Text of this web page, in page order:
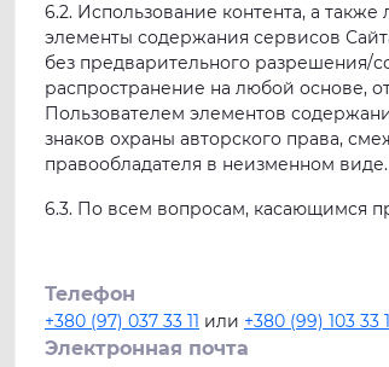
6.2. Использование контента, а
элементы содержания сервисов
без предварительного разрешения/
распространение на любой основе,
Пользователем элементов
знаков охраны авторского права,
правообладателя в неизменном
6.3. По всем вопросам, касающимся
Телефон
+380 (97) 037 33 11 или +380 (99) 103 33
Электронная почта